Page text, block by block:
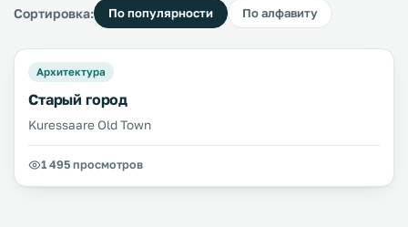
Сортировка: По популярности По алфавиту
Архитектура
Старый город
Kuressaare Old Town
1 495 просмотров